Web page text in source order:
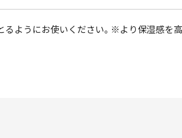
ようにお使いください。※より保湿感を